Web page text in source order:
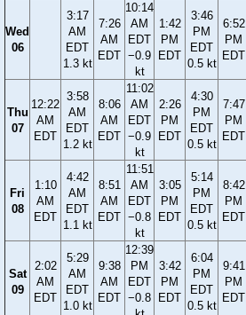
Wed
06
3:17
AM
EDT
1.3 kt
7:26
AM
EDT
10:14
AM
EDT
−0.9
kt
1:42
PM
EDT
3:46
PM
EDT
0.5 kt
6:52
PM
EDT
Thu
07
12:22
AM
EDT
3:58
AM
EDT
1.2 kt
8:06
AM
EDT
11:02
AM
EDT
−0.9
kt
2:26
PM
EDT
4:30
PM
EDT
0.5 kt
7:47
PM
EDT
Fri
08
1:10
AM
EDT
4:42
AM
EDT
1.1 kt
8:51
AM
EDT
11:51
AM
EDT
−0.8
kt
3:05
PM
EDT
5:14
PM
EDT
0.5 kt
8:42
PM
EDT
Sat
09
2:02
AM
EDT
5:29
AM
EDT
1.0 kt
9:38
AM
EDT
12:39
PM
EDT
−0.8
3:42
PM
EDT
6:04
PM
EDT
0.5 kt
9:41
PM
EDT